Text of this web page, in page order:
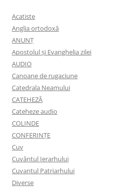
Acatiste
Anglia ortodoxă
ANUNŢ
Apostolul şi Evanghelia zilei
AUDIO
Canoane de rugaciune
Catedrala Neamului
CATEHEZĂ
Cateheze audio
COLINDE
CONFERINȚE
Cuv
Cuvântul Ierarhului
Cuvantul Patriarhului
Diverse